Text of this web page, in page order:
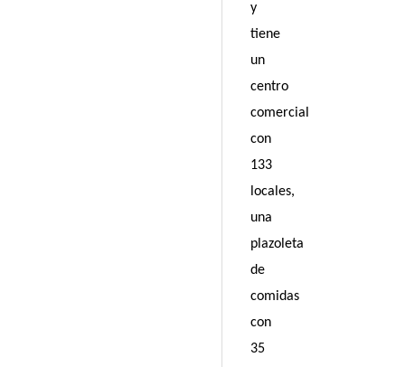
y
tiene
un
centro
comercial
con
133
locales,
una
plazoleta
de
comidas
con
35